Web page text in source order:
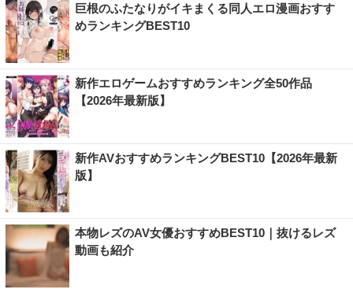
巨根のふたなりがイキまくる同人エロ漫画おすす
めランキングBEST10
新作エロゲームおすすめランキング全50作品
【2026年最新版】
新作AVおすすめランキングBEST10【2026年最新
版】
本物レズのAV女優おすすめBEST10｜抜けるレズ
動画も紹介